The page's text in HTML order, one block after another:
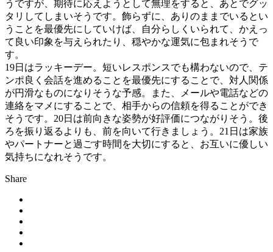
うですが、期待に応えようとして無理をすると、あとでグッ
タリしてしまいそうです。飾らずに、ありのままでいるとい
うことを最優先にしていけば、自分らしくいられて、かえっ
て良い印象を与えられたり、穏やかな運気に包まれそうで
す。
19日はラッキーデー。短いレスポンスでも構わないので、テ
ンポ良く会話を進めることを最優先にすることで、対人関係
が円滑なものになりそうな予感。また、メールや電話などの
連絡をマメにすることで、相手からの信頼を得ることができ
そうです。20日は前向きな姿勢が好評価につながりそう。後
ろを振り返るよりも、前を向いて行きましょう。21日は家族
やパートナーと過ごす時間を大切にすると、お互いに優しい
気持ちになれそうです。
Share